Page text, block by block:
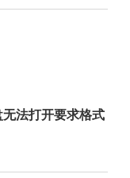
法打开要求格式